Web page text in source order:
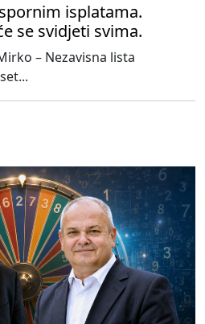
isplatama.
se svidjeti svima.
– Nezavisna lista